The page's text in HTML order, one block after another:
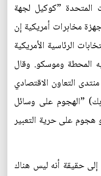
المتحدة ”كوكيل لجهة
مخابرات أمريكية إن
الرئاسية الأمريكية
المحطة وموسكو. وقال
التعاون الاقتصادي
”الهجوم على وسائل
هجوم على حرية التعبير
حقيقة أنه ليس هناك